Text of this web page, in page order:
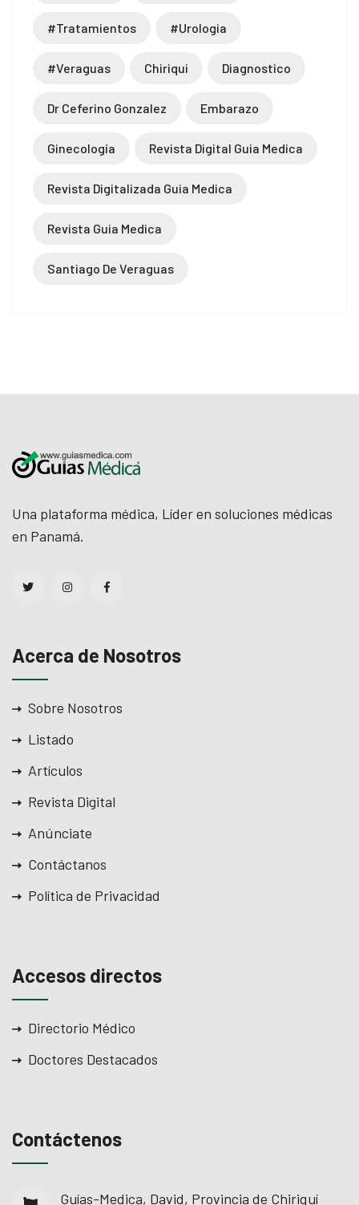
#tratamientos #urologia
#veraguas Chiriqui Diagnostico
Dr Ceferino Gonzalez Embarazo
Ginecología Revista Digital Guia Medica
Revista Digitalizada Guia Medica
Revista Guia Medica
Santiago De Veraguas
Una plataforma médica, Líder en soluciones médicas
en Panamá.
Acerca de Nosotros
Sobre Nosotros
Listado
Artículos
Revista Digital
Anúnciate
Contáctanos
Política de Privacidad
Accesos directos
Directorio Médico
Doctores Destacados
Contáctenos
Guías-Medica, David, Provincia de Chiriquí